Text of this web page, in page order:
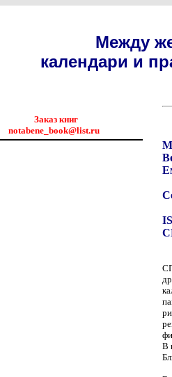
Между
календари и
Заказ книг
notabene_book@list.ru
В